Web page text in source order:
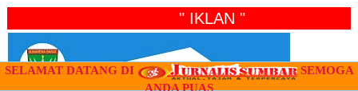
" IKLAN "
SELAMAT DATANG DI
SEMOGA
ANDA PUAS